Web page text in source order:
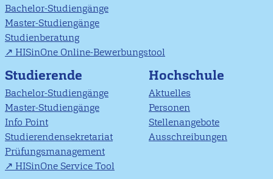
Bachelor-Studiengänge
Master-Studiengänge
Studienberatung
HISinOne Online-Bewerbungstool
Studierende
Bachelor-Studiengänge
Master-Studiengänge
Info Point
Studierendensekretariat
Prüfungsmanagement
HISinOne Service Tool
Hochschule
Aktuelles
Personen
Stellenangebote
Ausschreibungen